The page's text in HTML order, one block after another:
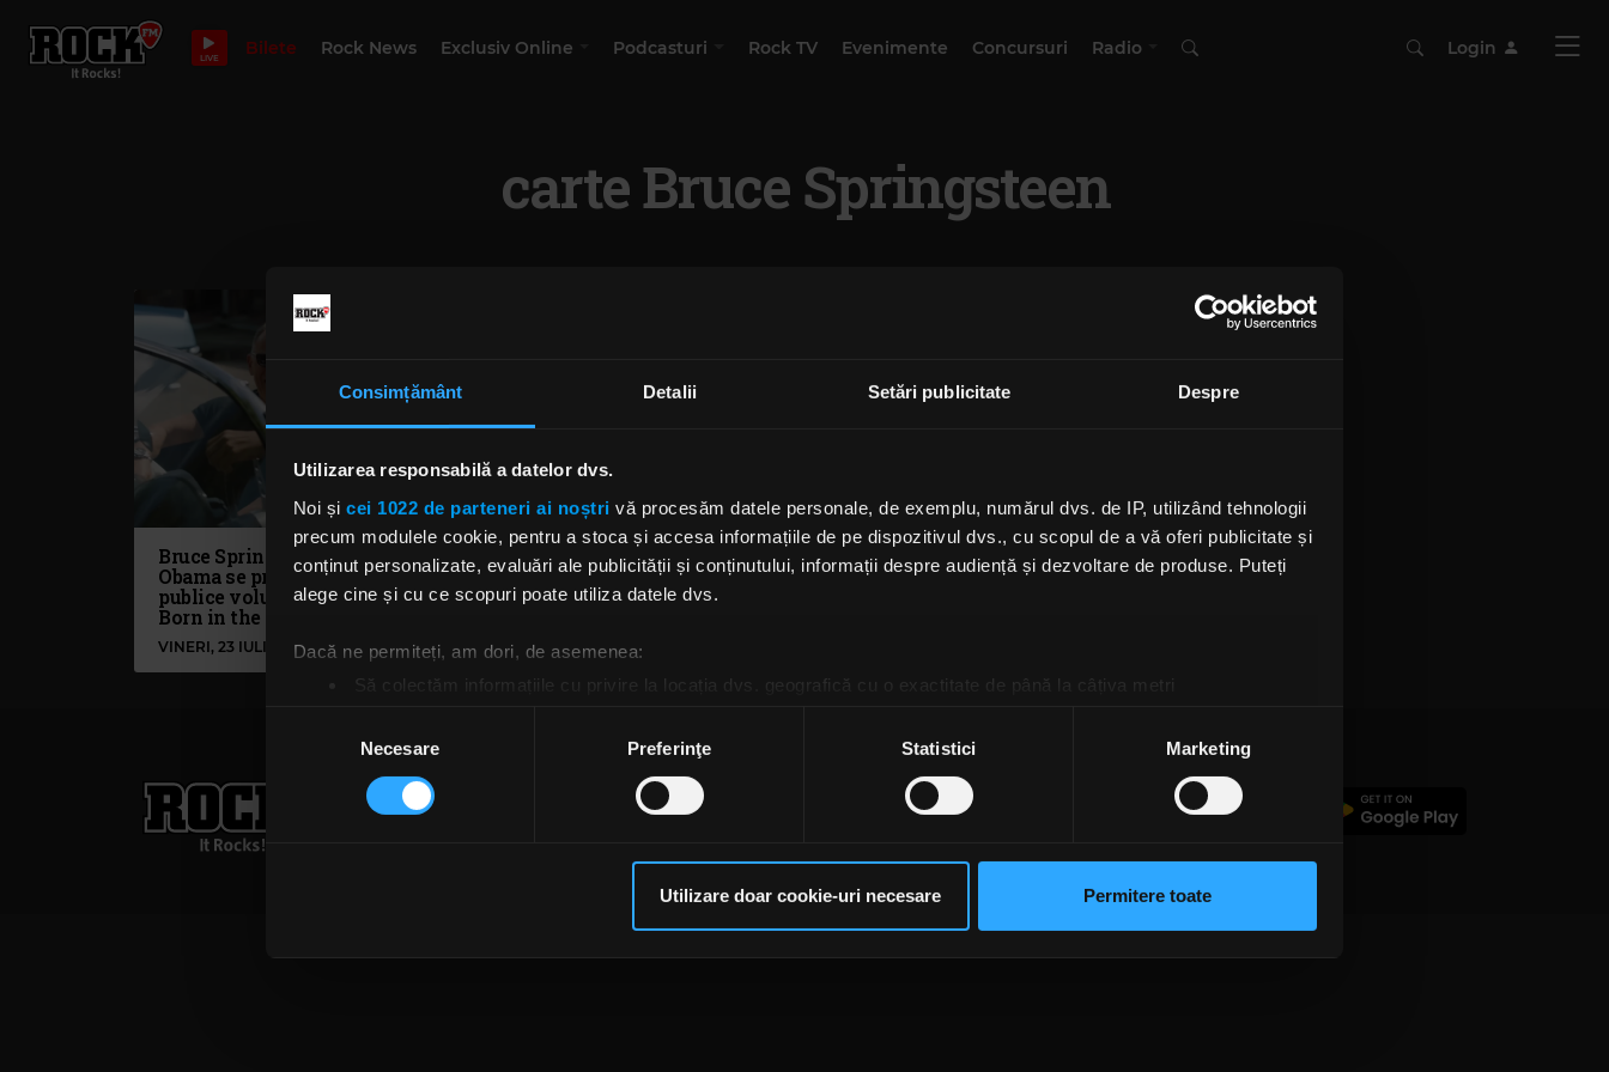
Consimțământ Detalii Setări publicitate Despre
Utilizarea responsabilă a datelor dvs.
Noi și cei 1022 de parteneri ai noștri vă procesăm datele personale, de exemplu, numărul dvs. de IP, utilizând tehnologii
precum modulele cookie, pentru a stoca și accesa informațiile de pe dispozitivul dvs., cu scopul de a vă oferi publicitate și
conținut personalizate, evaluări ale publicității și conținutului, informații despre audiență și dezvoltare de produse. Puteți
alege cine și cu ce scopuri poate utiliza datele dvs.
Dacă ne permiteți, am dori, de asemenea:
Să colectăm informațiile cu privire la locația dvs. geografică cu o exactitate de până la câțiva metri
Găsiți mai multe informații despre procesarea datelor dvs. personale și configurați-vă preferințele la
secțiunea cu detalii
Vă puteți modifica sau retrage oricând acordul din Declarația despre modulele cookie.
traficul. De asemenea, le oferim partenerilor de rețele sociale, de publicitate și de analize informații cu privire la modul în
care folosiți site-ul nostru. Aceștia le pot combina cu alte informații oferite de dvs. sau culese în urma folosirii serviciilor
consimțământului
Necesare Preferinţe Statistici Marketing
Utilizare doar cookie-uri necesare Permitere toate
LIVE Bilete Rock News Exclusiv Online Podcasturi Rock TV Evenimente Concursuri Radio Login
carte Bruce Springsteen
Bruce Springsteen și Barrack
Obama se pregătesc să
publice volumul „Renegades:
Born in the U.S.A.”
VINERI, 23 IULIE 2021
Rock FM– It Rocks!
021 318 8000 Contact form Date societate
Cod deontologic